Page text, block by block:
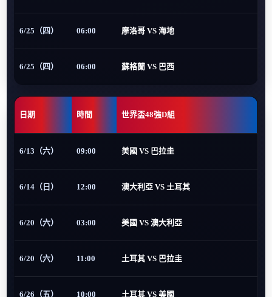
6/25（四） 06:00 摩洛哥 VS 海地
6/25（四） 06:00 蘇格蘭 VS 巴西
日期 時間 世界盃48強D組
6/13（六） 09:00 美國 VS 巴拉圭
6/14（日） 12:00 澳大利亞 VS 土耳其
6/20（六） 03:00 美國 VS 澳大利亞
6/20（六） 11:00 土耳其 VS 巴拉圭
6/26（五） 10:00 土耳其 VS 美國